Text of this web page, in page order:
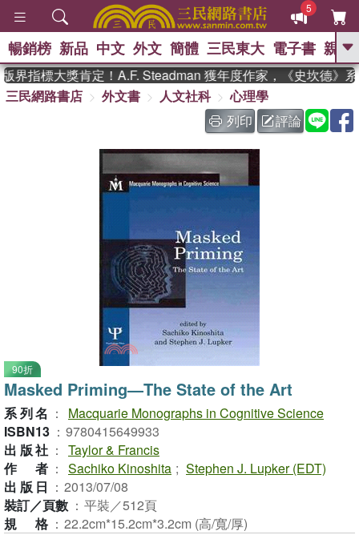
5
GO
熱搜： 東野圭吾 、 The Odyssey
、 如果歷史是一群喵 、 暑期
國際布克獎 臺灣漫遊錄 、 方
念華 、 台灣的李登輝時代
孩：黎曼猜想
、 偉大的迷走神經
暢銷榜 新品 中文 外文 簡體 三民東大 電子書 親子
指標大獎肯定！A.F. Steadman 獲年度作家，《史坎德》系
三民網路書店
外文書 人文社科
心理學
列印
評論
90折
Masked Priming—The State of the Art
系列名 ：
Macquarie Monographs in Cognitive Science
ISBN13 ： 9780415649933
出版社 ： Taylor & Francis
作者 ： Sachiko Kinoshita ; Stephen J. Lupker (EDT)
出版日 ： 2013/07/08
裝訂／頁數 ： 平裝／512頁
規格 ： 22.2cm*15.2cm*3.2cm (高/寬/厚)